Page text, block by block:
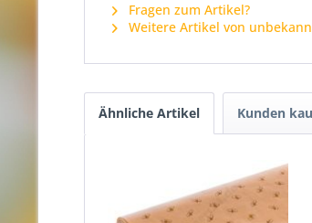
Fragen zum Artikel?
Weitere Artikel von
Ähnliche Artikel Kunden